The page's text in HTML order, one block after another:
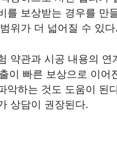
를 보상받는 경우를 만
위가 더 넓어질 수 있다.
약관과 시공 내용의
이 빠른 보상으로 이어
악하는 것도 도움이 된
상담이 권장된다.